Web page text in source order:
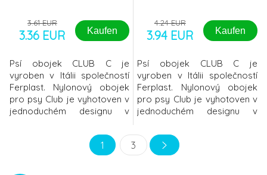
3.61 EUR
3.36 EUR Kaufen
Psí obojek CLUB C je
vyroben v Itálii společností
Ferplast. Nylonový obojek
pro psy Club je vyhotoven v
jednoduchém designu v
Díky regulační plastové
přezce je možné obojek
nastavit tak, aby pohodlně
4.24 EUR
3.94 EUR Kaufen
Psí obojek CLUB C je
vyroben v Itálii společností
Ferplast. Nylonový obojek
pro psy Club je vyhotoven v
jednoduchém designu v
Díky regulační plastové
přezce je možné obojek
nastavit tak, aby pohodlně
1 3